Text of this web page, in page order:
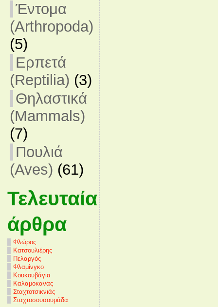
Έντομα
(Arthropoda)
(5)
Ερπετά
(Reptilia) (3)
Θηλαστικά
(Mammals)
(7)
Πουλιά
(Aves) (61)
Τελευταία
άρθρα
Φλώρος
Κατσουλιέρης
Πελαργός
Φλαμίνγκο
Κουκουβάγια
Καλαμοκανάς
Σταχτοτσικνιάς
Σταχτοσουσουράδα